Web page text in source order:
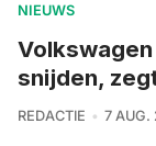
NIEUWS
snijden,
REDACTIE 7 AUG.